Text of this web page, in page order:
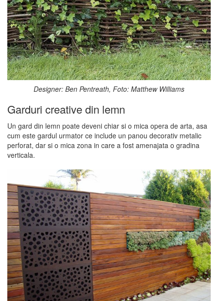
Designer: Ben Pentreath, Foto: Matthew Williams
Garduri creative din lemn
Un gard din lemn poate deveni chiar si o mica opera de arta, asa
cum este gardul urmator ce include un panou decorativ metalic
perforat, dar si o mica zona in care a fost amenajata o gradina
verticala.